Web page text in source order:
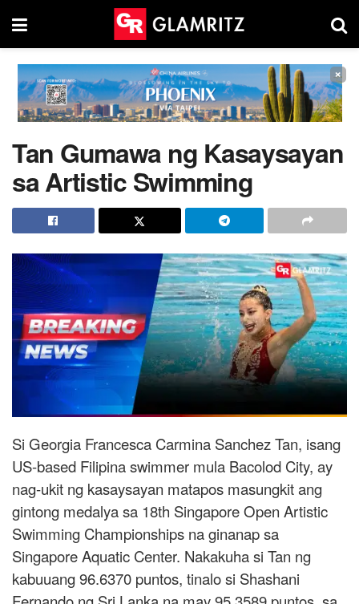
×
Tan Gumawa ng Kasaysayan
sa Artistic Swimming
Si Georgia Francesca Carmina Sanchez Tan, isang
US-based Filipina swimmer mula Bacolod City, ay
nag-ukit ng kasaysayan matapos masungkit ang
gintong medalya sa 18th Singapore Open Artistic
Swimming Championships na ginanap sa
Singapore Aquatic Center. Nakakuha si Tan ng
kabuuang 96.6370 puntos, tinalo si Shashani